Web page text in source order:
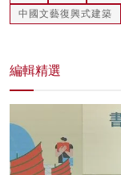
中國文藝復興式建築
編輯精選